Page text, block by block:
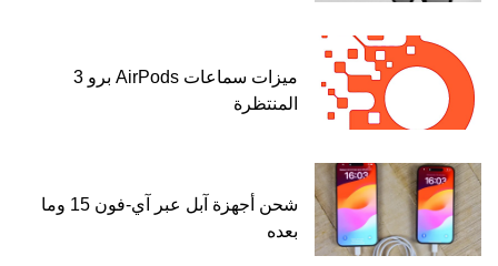
ميزات سماعات AirPods برو 3
المنتظرة
شحن أجهزة آبل عبر آي-فون 15 وما
بعده